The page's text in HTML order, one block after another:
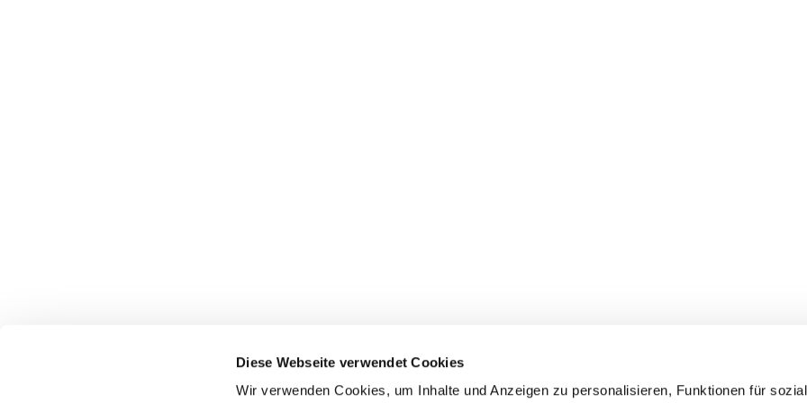
Diese Webseite verwendet Cookies
Wir verwenden Cookies, um Inhalte und Anzeigen zu personalisieren, Funktionen für
Ev.-Luth. Kirchgemeinde
Thalheim
 Ev.-Luth. Kirchgemeinde
Zwönitz
Hormersdorf